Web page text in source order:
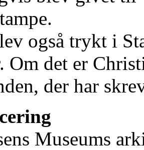
også trykt i
Om det er
der har
Museums